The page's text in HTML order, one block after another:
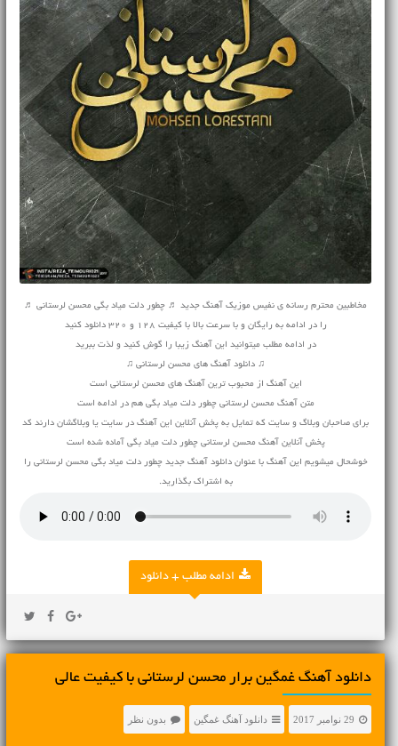
مخاطبین محترم رسانه ی نفیس موزیک آهنگ جدید ♬ چطور دلت میاد بگی محسن لرستانی ♬
را در ادامه به رایگان و با سرعت بالا با کیفیت 128 و 320 دانلود کنید
در ادامه مطلب میتوانید این آهنگ زیبا را گوش کنید و لذت ببرید
♫ دانلود آهنگ های محسن لرستانی ♫
این آهنگ از محبوب ترین آهنگ های محسن لرستانی است
متن آهنگ محسن لرستانی چطور دلت میاد بگی هم در ادامه است
برای صاحبان وبلاگ و سایت که تمایل به پخش آنلاین این آهنگ در سایت یا وبلاگشان دارند کد
پخش آنلاین آهنگ محسن لرستانی چطور دلت میاد بگی آماده شده است
خوشحال میشویم این آهنگ با عنوان دانلود آهنگ جدید چطور دلت میاد بگی محسن لرستانی را
به اشتراک بگذارید.
ادامه مطلب + دانلود
دانلود آهنگ غمگین برار محسن لرستانی با کیفیت عالی
29 نوامبر 2017 دانلود آهنگ غمگین بدون نظر